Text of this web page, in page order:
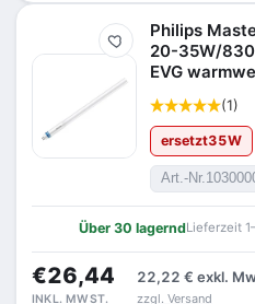
Merken
Philips
20-35W/830
EVG
(1)
ersetzt35W
Art.-Nr.
Über 30 lagerndLieferzeit
€26,44 22,22 € exkl.
INKL. MWST. zzgl. Versand